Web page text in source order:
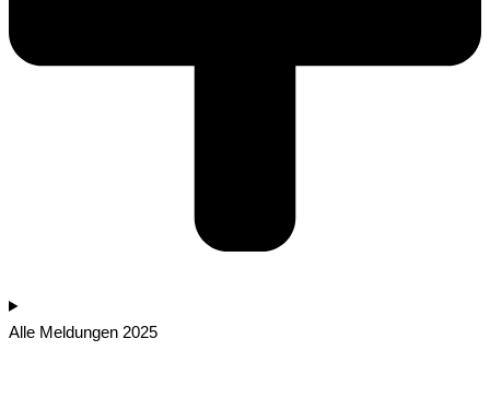
Alle Meldungen 2025